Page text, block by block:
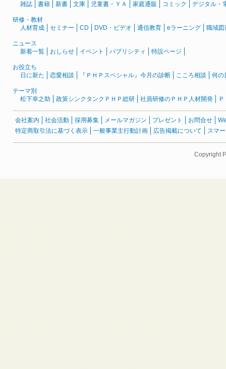
雑誌
書籍 新書 文庫 児童書・ＹＡ 家庭通販 コミック デジタル・
研修・教材
人材育成
セミナー CD DVD・ビデオ 通信教育 eラーニング 職域図
ニュース
新着一覧
おしらせ イベント パブリシティ 特設ページ
お役立ち
日に新た
恋愛相談 『ＰＨＰスペシャル』今月の診断 こころ相談 何の
テーマ別
松下幸之助
政策シンクタンクＰＨＰ総研 社員研修のＰＨＰ人材開発
会社案内 社会活動 採用募集 メールマガジン プレゼント お問合せ
特定商取引法に基づく表示
一般事業主行動計画 広告掲載について スマ
Copyright